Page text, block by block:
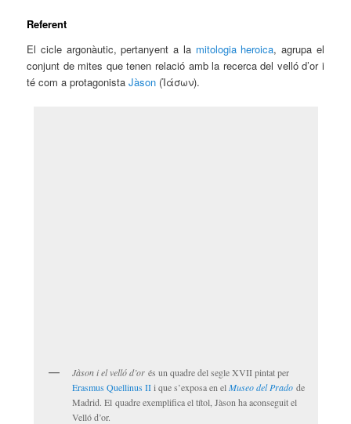
Referent
El cicle argonàutic, pertanyent a la mitologia heroica, agrupa el
conjunt de mites que tenen relació amb la recerca del velló d’or i
té com a protagonistaJàson (Ἰάσων).
Jàson i el velló d’orés un quadre del segle XVII pintat per
Erasmus Quellinus IIi que s’exposa en el Museo del Prado de
Madrid. El quadre exemplifica el títol, Jàson ha aconseguit el
Velló d’or.